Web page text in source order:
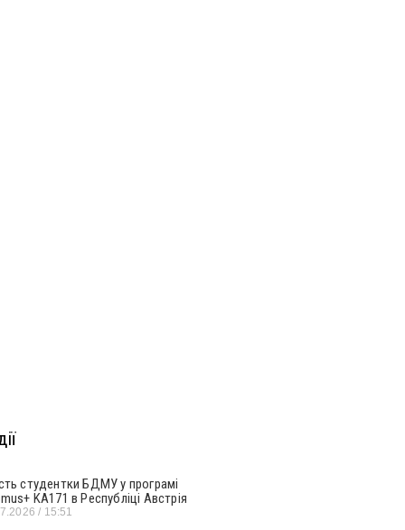
студентки БДМУ у програмі
KA171 в Республіці Австрія
15:51